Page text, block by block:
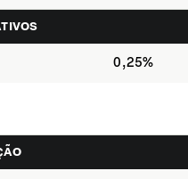
0,25%